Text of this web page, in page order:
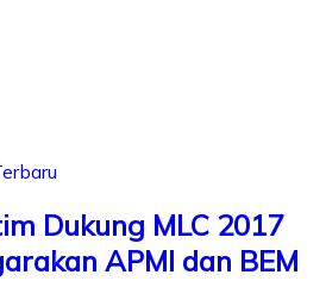
Dukung MLC 2017
APMI dan BEM